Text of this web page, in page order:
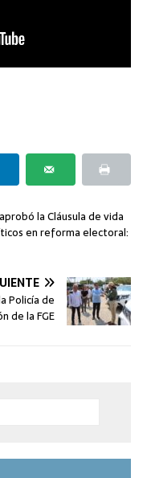
la Cláusula de vida
en reforma electoral:
Policía de
de la FGE